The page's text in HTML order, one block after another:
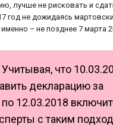
лучше не рисковать и
год не дожидаясь
– не позднее 7 марта
Учитывая, что
декларацию за
12.03.2018
с таким